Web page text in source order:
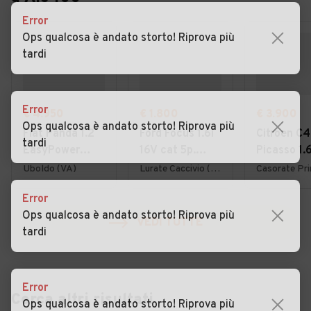
€ 4.950
Fiat Panda 1.2
EasyPower
Lounge
Uboldo (VA)
Ford Focus 1.6i
Ambiente
Lurate Caccivio (CO)
Citroen C4
Picasso
7posti
VEDI TUTTE
Cerca altri risultati
Error
Ops qualcosa è andato storto! Riprova più
tardi
Error
Ops qualcosa è andato storto! Riprova più
tardi
Error
Ops qualcosa è andato storto! Riprova più
tardi
Error
Ops qualcosa è andato storto! Riprova più